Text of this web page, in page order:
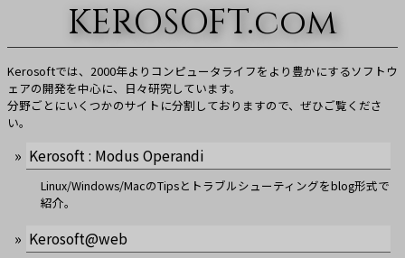
KEROSOFT.com
Kerosoftでは、2000年よりコンピュータライフをより豊かにするソフトウ
ェアの開発を中心に、日々研究しています。
分野ごとにいくつかのサイトに分割しておりますので、ぜひご覧くださ
い。
Kerosoft : Modus Operandi
Linux/Windows/MacのTipsとトラブルシューティングをblog形式で
紹介。
Kerosoft@web